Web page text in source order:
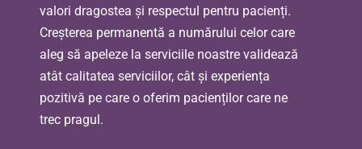
valori dragostea și respectul pentru pacienți.
Creșterea permanentă a numărului celor care
aleg să apeleze la serviciile noastre validează
atât calitatea serviciilor, cât și experiența
pozitivă pe care o oferim pacienților care ne
trec pragul.